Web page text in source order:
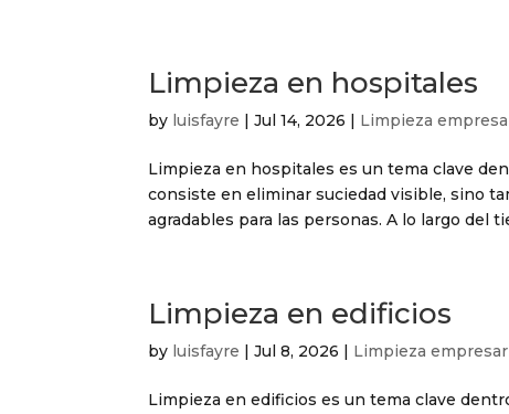
Limpieza en hospitales
by luisfayre |Jul 14, 2026 | Limpieza
Limpieza en hospitales es un tema clave
consiste en eliminar suciedad visible, sino
agradables para las personas. A lo largo del
Limpieza en edificios
by luisfayre |Jul 8, 2026 | Limpieza
Limpieza en edificios es un tema clave